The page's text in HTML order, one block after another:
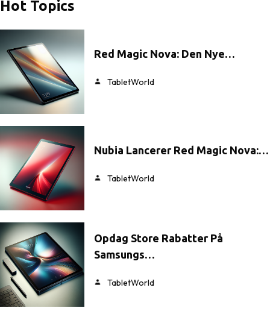
Hot Topics
Red Magic Nova: Den Nye…
TabletWorld
Nubia Lancerer Red Magic Nova:…
TabletWorld
Opdag Store Rabatter På
Samsungs…
TabletWorld